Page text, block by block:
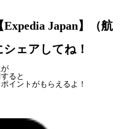
Japan】（航
ェアしてね！
ると
イント がもらえるよ！